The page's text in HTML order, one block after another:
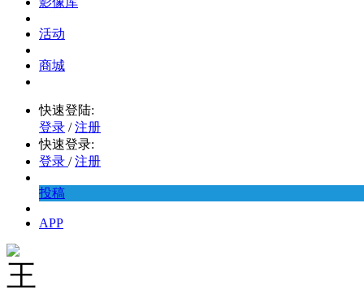
活动
商城
快速登陆:
登录 / 注册
快速登录:
登录 / 注册
投稿
APP